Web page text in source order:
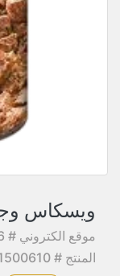
ويسكاس وجبة
موقع الكتروني # 31926
المنتج # 1500610